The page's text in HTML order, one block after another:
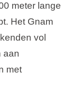
meter lange
Het Gnam
vol
aan
met